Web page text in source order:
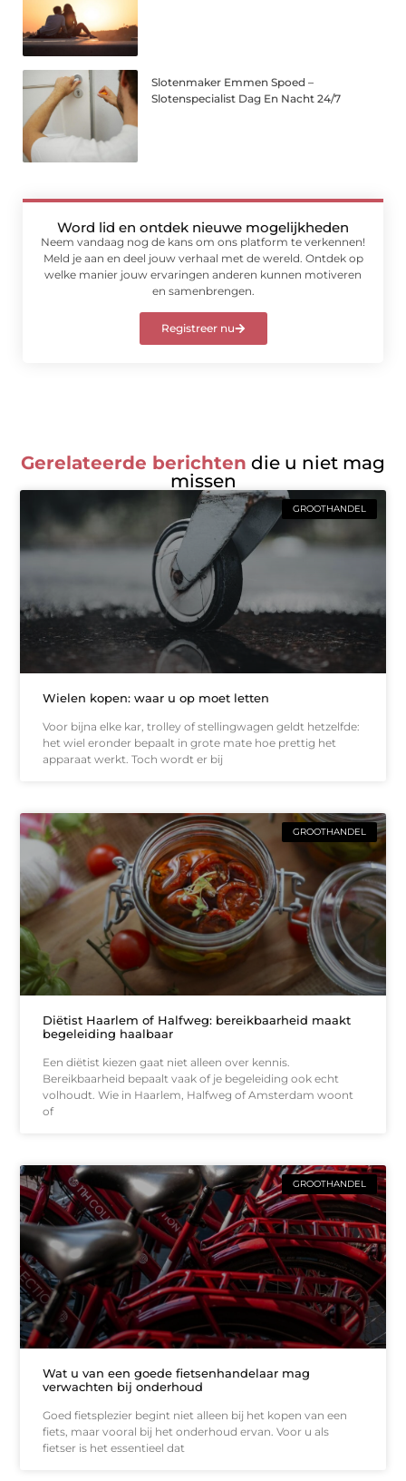
Slotenmaker Emmen Spoed –
Slotenspecialist Dag En Nacht 24/7
Word lid en ontdek nieuwe mogelijkheden
Neem vandaag nog de kans om ons platform te verkennen!
Meld je aan en deel jouw verhaal met de wereld. Ontdek op
welke manier jouw ervaringen anderen kunnen motiveren
en samenbrengen.
Registreer nu
Gerelateerde berichten die u niet mag
missen
GROOTHANDEL
Wielen kopen: waar u op moet letten
Voor bijna elke kar, trolley of stellingwagen geldt hetzelfde:
het wiel eronder bepaalt in grote mate hoe prettig het
apparaat werkt. Toch wordt er bij
GROOTHANDEL
Diëtist Haarlem of Halfweg: bereikbaarheid maakt
begeleiding haalbaar
Een diëtist kiezen gaat niet alleen over kennis.
Bereikbaarheid bepaalt vaak of je begeleiding ook echt
volhoudt. Wie in Haarlem, Halfweg of Amsterdam woont
of
GROOTHANDEL
Wat u van een goede fietsenhandelaar mag
verwachten bij onderhoud
Goed fietsplezier begint niet alleen bij het kopen van een
fiets, maar vooral bij het onderhoud ervan. Voor u als
fietser is het essentieel dat